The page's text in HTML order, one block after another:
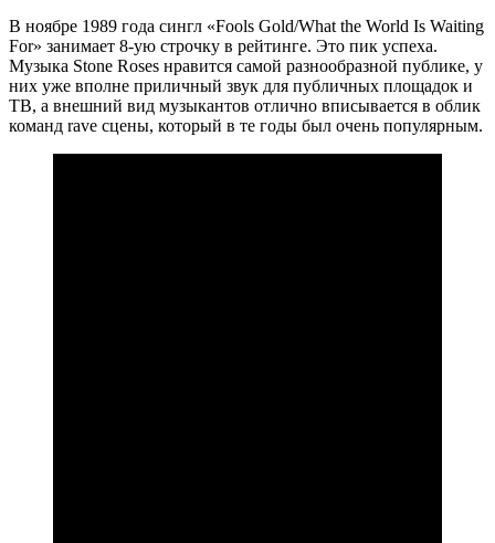
В ноябре 1989 года сингл «Fools Gold/What the World Is Waiting
For» занимает 8-ую строчку в рейтинге. Это пик успеха.
Музыка Stone Roses нравится самой разнообразной публике, у
них уже вполне приличный звук для публичных площадок и
ТВ, а внешний вид музыкантов отлично вписывается в облик
команд rave сцены, который в те годы был очень популярным.